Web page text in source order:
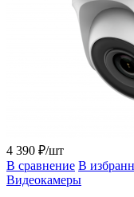
4 390 ₽/шт
В сравнение В
Видеокамеры